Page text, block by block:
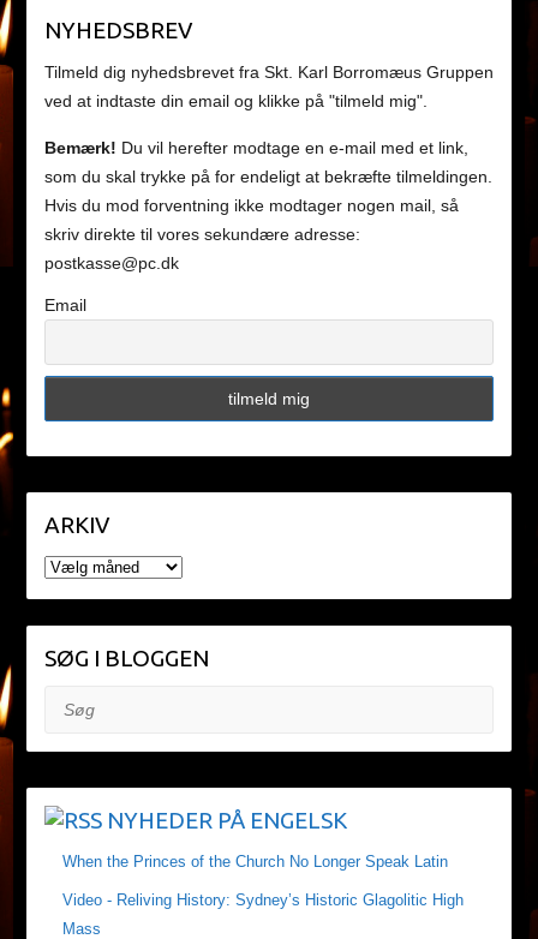
NYHEDSBREV
Tilmeld dig nyhedsbrevet fra Skt. Karl Borromæus Gruppen
ved at indtaste din email og klikke på "tilmeld mig".
Bemærk! Du vil herefter modtage en e-mail med et link,
som du skal trykke på for endeligt at bekræfte tilmeldingen.
Hvis du mod forventning ikke modtager nogen mail, så
skriv direkte til vores sekundære adresse:
postkasse@pc.dk
Email
ARKIV
ARKIV
SØG I BLOGGEN
Søg
NYHEDER PÅ ENGELSK
When the Princes of the Church No Longer Speak Latin
Video - Reliving History: Sydney’s Historic Glagolitic High
Mass